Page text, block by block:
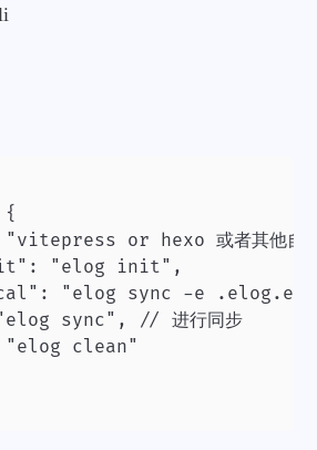
or hexo 或者其他自定
"elog init",
"elog sync -e
sync", // 进行同步
clean"